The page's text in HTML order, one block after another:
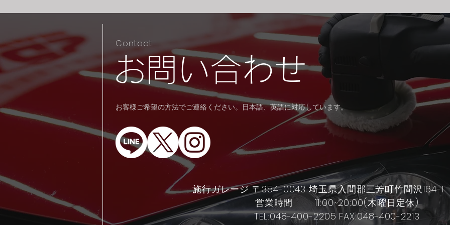
Contact
​お問い合わせ
​​お客様ご希望の方法でご連絡ください。日本語、英語に対応しています。
施行ガレージ 〒354-0043 埼玉県入間郡三芳町竹間
営業時間 11:00~20:00(木曜日定休)
TEL:048-400-2205 FAX:048-400-2213